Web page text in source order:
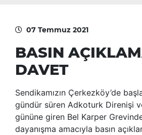
07 Temmuz 2021
BASIN
DAVET
Sendikamızın Çerkezköy’de
gündür süren Adkoturk Direnişi
gününe giren Bel Karper
dayanışma amacıyla basın